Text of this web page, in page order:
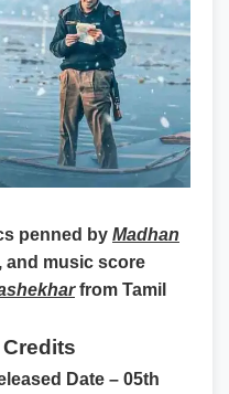
penned by Madhan
and music score
from Tamil
Date – 05th